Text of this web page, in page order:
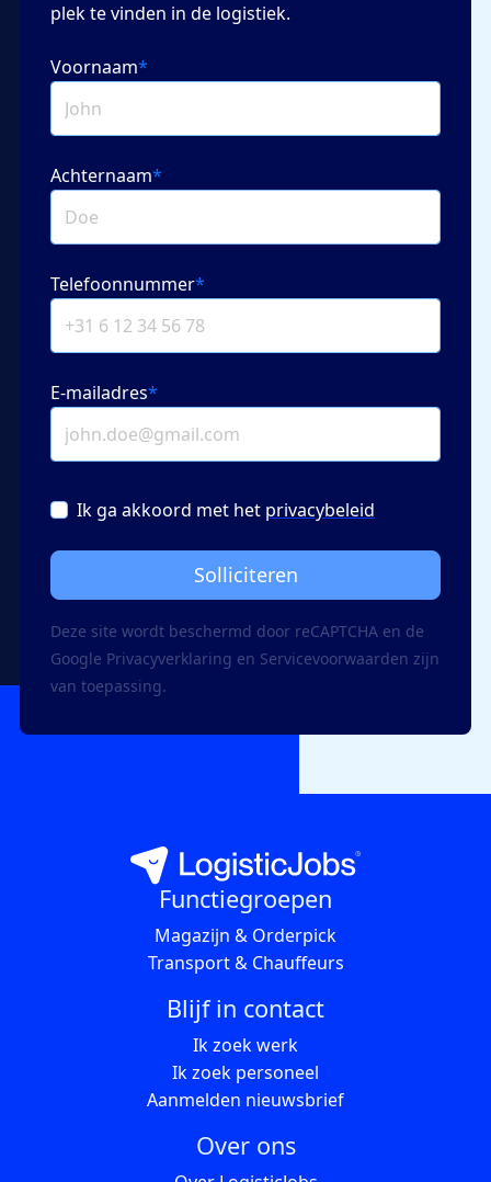
plek te vinden in de logistiek.
Voornaam*
Achternaam*
Telefoonnummer*
E-mailadres*
Ik ga akkoord met het privacybeleid
Solliciteren
Deze site wordt beschermd door reCAPTCHA en de
Google Privacy­verklaring en Servicevoorwaarden zijn
van toepassing.
Functiegroepen
Magazijn & Orderpick
Transport & Chauffeurs
Blijf in contact
Ik zoek werk
Ik zoek personeel
Aanmelden nieuwsbrief
Over ons